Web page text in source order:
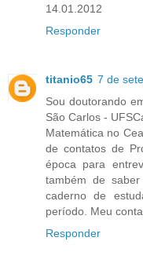
14.01.2012
Responder
titanio65 7 de
Sou doutorando
São Carlos -
Matemática no
de contatos de
época para
também de
caderno de
período. Meu
Responder